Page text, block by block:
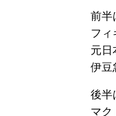
前
フィ
元日
伊豆
後
マク